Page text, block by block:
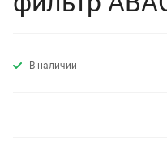
В наличии